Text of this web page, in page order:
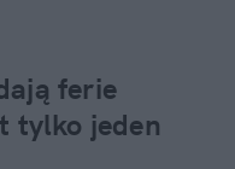
ferie
tylko jeden